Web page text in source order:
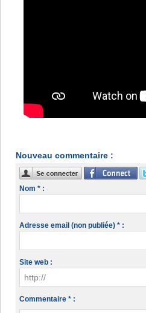
Nouveau commentaire :
Nom * :
Adresse email (non publiée) * :
Site web :
Commentaire * :